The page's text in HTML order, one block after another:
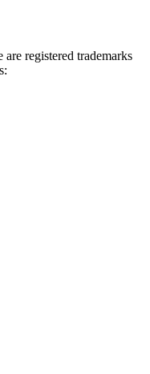
registered trademarks